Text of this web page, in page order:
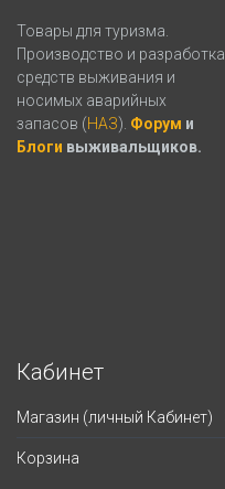
Товары для туризма.
Производство и разработка
средств выживания и
носимых аварийных
запасов (НАЗ). Форум и
Блоги выживальщиков.
Кабинет
Магазин (личный Кабинет)
Корзина